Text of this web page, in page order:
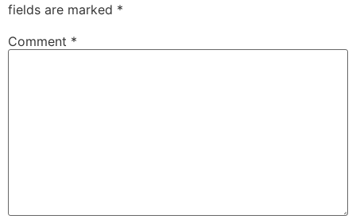
fields are marked *
Comment *